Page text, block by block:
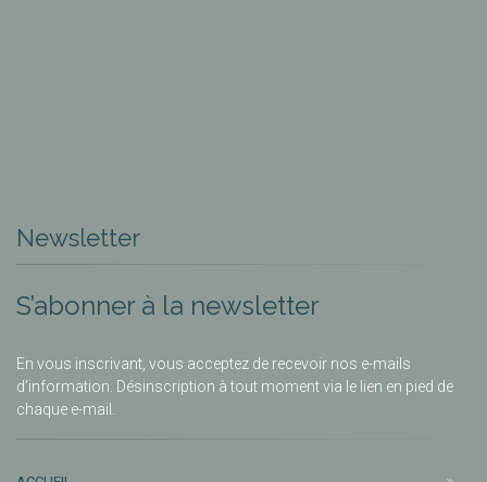
Newsletter
S’abonner à la newsletter
En vous inscrivant, vous acceptez de recevoir nos e-mails
d’information. Désinscription à tout moment via le lien en pied de
chaque e-mail.